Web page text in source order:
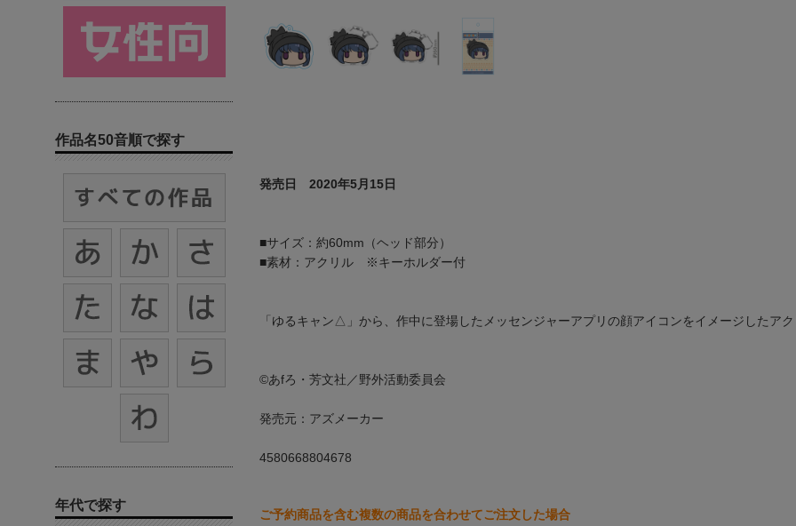
発売日 2020年5月15日
■サイズ：約60mm（ヘッド部分）
■素材：アクリル ※キーホルダー付
「ゆるキャン△」から、作中に登場したメッセンジャーアプリの顔アイコンをイメージしたア
©あfろ・芳文社／野外活動委員会
発売元：アズメーカー
4580668804678
ご予約商品を含む複数の商品を合わせてご注文した場合
作品名50音順で探す
年代で探す